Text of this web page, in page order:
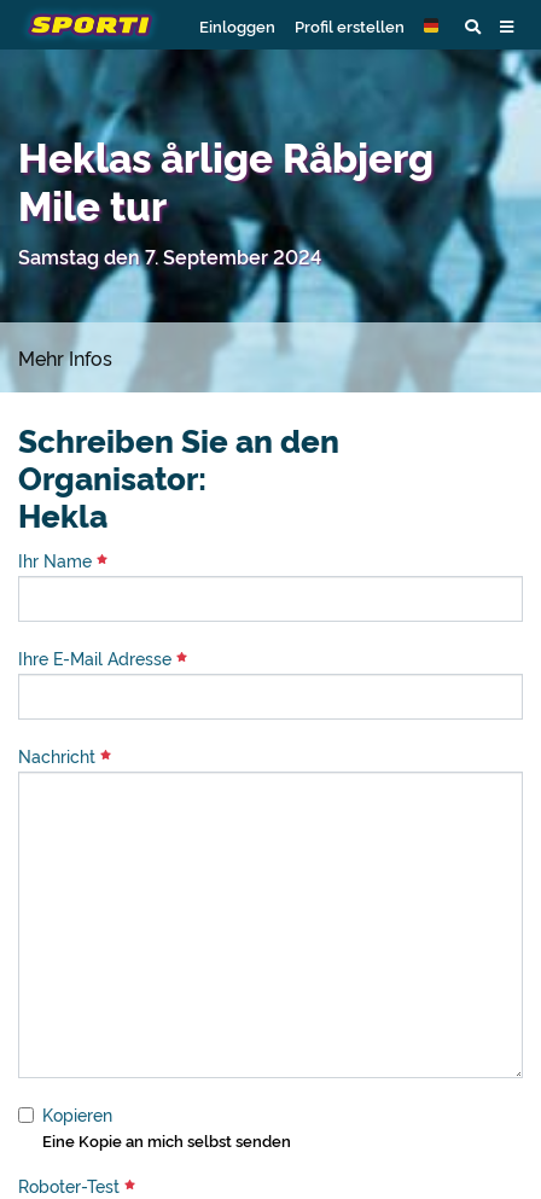
Einloggen Profil erstellen
Heklas årlige Råbjerg
Mile tur
Samstag den 7. September 2024
Mehr Infos
Schreiben Sie an den
Organisator:
Hekla
Ihr Name
Ihre E-Mail Adresse
Nachricht
Kopieren
Eine Kopie an mich selbst senden
Roboter-Test